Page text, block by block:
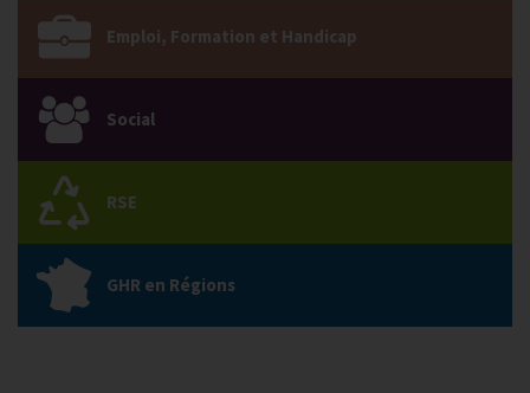
Emploi, Formation et Handicap
Social
RSE
GHR en Régions